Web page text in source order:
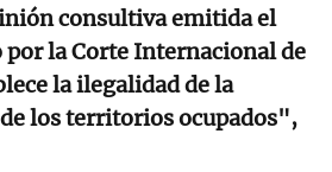
consultiva emitida el
por la Corte Internacional de
la ilegalidad de la
los territorios ocupados",